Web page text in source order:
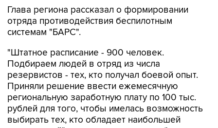
системам "БАРС".
"Штатное расписание - 900 человек.
резервистов - тех, кто получал боевой опыт.
Приняли решение ввести ежемесячную
региональную заработную плату по 100 тыс.
рублей для того, чтобы имелась возможность
выбирать тех, кто обладает наибольшей
подготовкой", - цитирует пресс-служба
губернатора.